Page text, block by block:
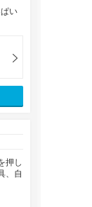
い
押し
、自